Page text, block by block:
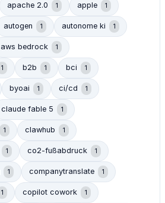
apache 2.0 1 apple 1
autogen 1 autonome ki 1
aws bedrock 1
1 b2b 1 bci 1
byoai 1 ci/cd 1
claude fable 5 1
1 clawhub 1
1 co2-fußabdruck 1
1 companytranslate 1
1 copilot cowork 1